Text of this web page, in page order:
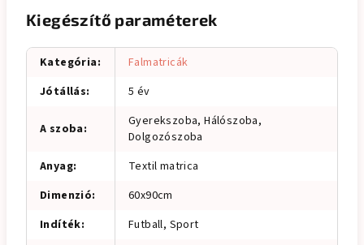
Kiegészítő paraméterek
Kategória:
Falmatricák
Jótállás: 5 év
A szoba:
Gyerekszoba, Hálószoba,
Dolgozószoba
Anyag:
Textil matrica
Dimenzió:
60x90cm
Indíték:
Futball, Sport